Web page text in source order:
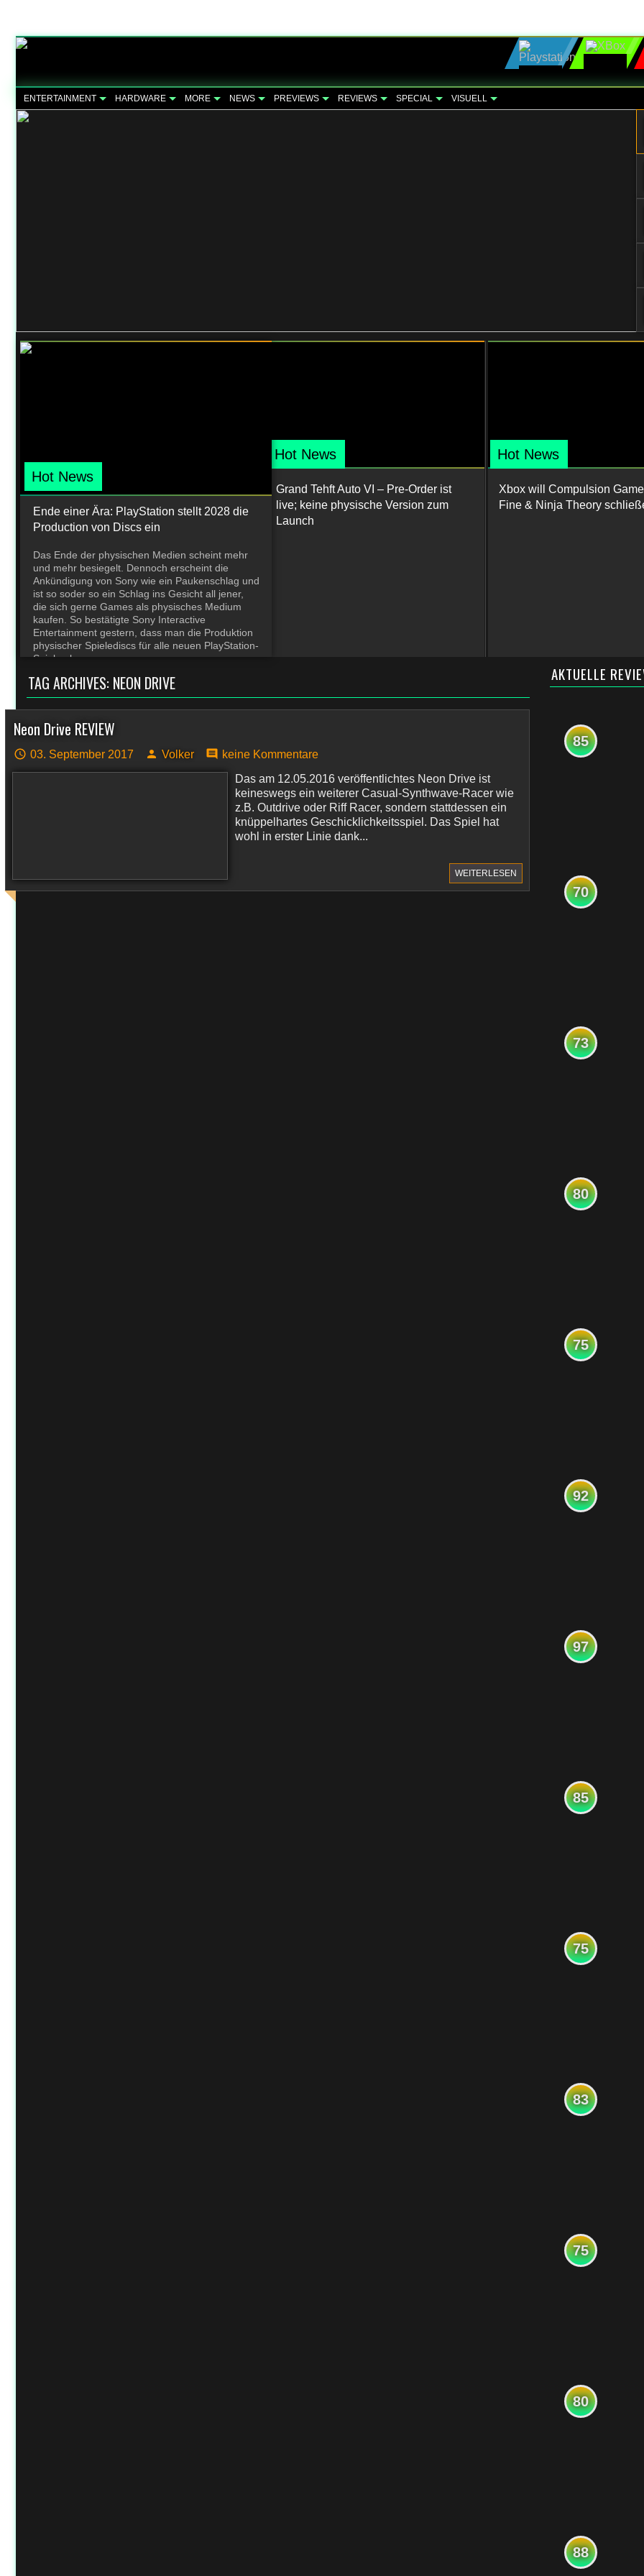
ENTERTAINMENT HARDWARE MORE NEWS PREVIEWS REVIEWS SPECIAL VISUELL
Hot News
Ende einer Ära: PlayStation stellt 2028 die
Production von Discs ein
Das Ende der physischen Medien scheint mehr
und mehr besiegelt. Dennoch erscheint die
Ankündigung von Sony wie ein Paukenschlag und
ist so soder so ein Schlag ins Gesicht all jener,
die sich gerne Games als physisches Medium
kaufen. So bestätigte Sony Interactive
Entertainment gestern, dass man die Produktion
physischer Spielediscs für alle neuen PlayStation-
Spiele ab
Hot News
Grand Tehft Auto VI – Pre-Order ist
live; keine physische Version zum
Launch
Hot News
Xbox will Compulsion
Fine & Ninja Theory
TAG ARCHIVES: NEON DRIVE
Neon Drive REVIEW
03. September 2017 Volker
keine Kommentare
Das am 12.05.2016 veröffentlichtes Neon Drive ist
keineswegs ein weiterer Casual-Synthwave-Racer wie
z.B. Outdrive oder Riff Racer, sondern stattdessen ein
knüppelhartes Geschicklichkeitsspiel. Das Spiel hat
wohl in erster Linie dank...
WEITERLESEN
AKTUELLE
85
70
73
80
75
92
97
85
75
83
75
80
88